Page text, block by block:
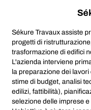
Sékure Travaux assiste
progetti di
trasformazione di edifici
L'azienda interviene
la preparazione dei
stime di budget, analisi
edilizi, fattibilità),
selezione delle imprese